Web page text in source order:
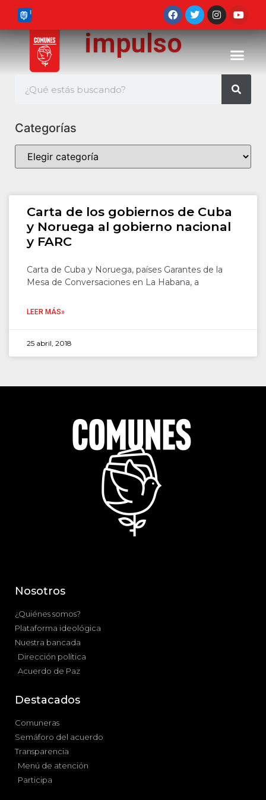
impulso
Categorías
Carta de los gobiernos de Cuba
y Noruega al gobierno nacional
y FARC
Carta de Cuba y Noruega, países Garantes de la
Mesa de Conversaciones en La Habana, a
LEER MÁS»
25 abril, 2018
Nosotros
¿Quiénes somos?
Plataforma ideológica
Nuestra bancada
Dirección política
Acuerdo de Paz
Destacados
Comuneras
Semáforo del acuerdo
Transparencia
Menú de atención
Participa